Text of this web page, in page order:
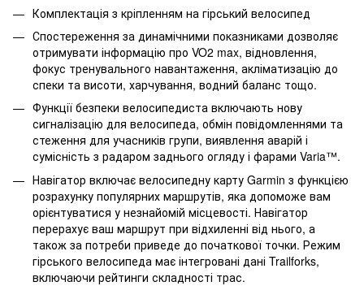
Комплектація з кріпленням на гірський велосипед
Спостереження за динамічними показниками дозволяє
отримувати інформацію про VO2 max, відновлення,
фокус тренувального навантаження, акліматизацію до
спеки та висоти, харчування, водний баланс тощо.
Функції безпеки велосипедиста включають нову
сигналізацію для велосипеда, обмін повідомленнями та
стеження для учасників групи, виявлення аварій і
сумісність з радаром заднього огляду і фарами Varia™.
Навігатор включає велосипедну карту Garmin з функцією
розрахунку популярних маршрутів, яка допоможе вам
орієнтуватися у незнайомій місцевості. Навігатор
перерахує ваш маршрут при відхиленні від нього, а
також за потреби приведе до початкової точки. Режим
гірського велосипеда має інтегровані дані Trailforks,
включаючи рейтинги складності трас.